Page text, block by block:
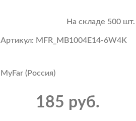
На складе 500 шт.
Артикул: MFR_MB1004E14-6W4K
MyFar (Россия)
185 руб.